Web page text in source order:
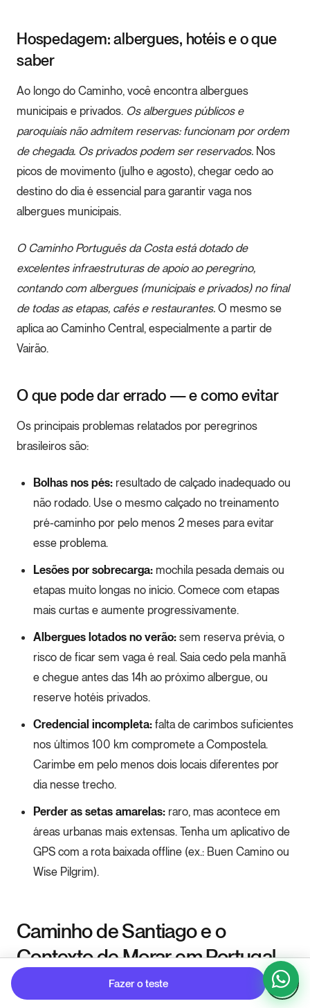
Hospedagem: albergues, hotéis e o que
saber
Ao longo do Caminho, você encontra albergues
municipais e privados. Os albergues públicos e
paroquiais não admitem reservas: funcionam por ordem
de chegada. Os privados podem ser reservados. Nos
picos de movimento (julho e agosto), chegar cedo ao
destino do dia é essencial para garantir vaga nos
albergues municipais.
O Caminho Português da Costa está dotado de
excelentes infraestruturas de apoio ao peregrino,
contando com albergues (municipais e privados) no final
de todas as etapas, cafés e restaurantes. O mesmo se
aplica ao Caminho Central, especialmente a partir de
Vairão.
O que pode dar errado — e como evitar
Os principais problemas relatados por peregrinos
brasileiros são:
Bolhas nos pés: resultado de calçado inadequado ou
não rodado. Use o mesmo calçado no treinamento
pré-caminho por pelo menos 2 meses para evitar
esse problema.
Lesões por sobrecarga: mochila pesada demais ou
etapas muito longas no início. Comece com etapas
mais curtas e aumente progressivamente.
Albergues lotados no verão: sem reserva prévia, o
risco de ficar sem vaga é real. Saia cedo pela manhã
e chegue antes das 14h ao próximo albergue, ou
reserve hotéis privados.
Credencial incompleta: falta de carimbos suficientes
nos últimos 100 km compromete a Compostela.
Carimbe em pelo menos dois locais diferentes por
dia nesse trecho.
Perder as setas amarelas: raro, mas acontece em
áreas urbanas mais extensas. Tenha um aplicativo de
GPS com a rota baixada offline (ex.: Buen Camino ou
Wise Pilgrim).
Caminho de Santiago e o
Contexto de Morar em Portugal
Para muitos brasileiros, o Caminho de Santiago é mais
Fazer o teste